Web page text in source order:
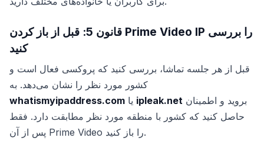
قانون 5: قبل از باز کردن Prime Video IP را بررسی
کنید
قبل از هر جلسه تماشا، بررسی کنید که پروکسی فعال است و
کشور مورد نظر را نشان می‌دهد. به
whatismyipaddress.com
ipleak.net
حاصل کنید که کشور با منطقه مورد نظر مطابقت دارد. فقط
پس از آن Prime Video را باز کنید.